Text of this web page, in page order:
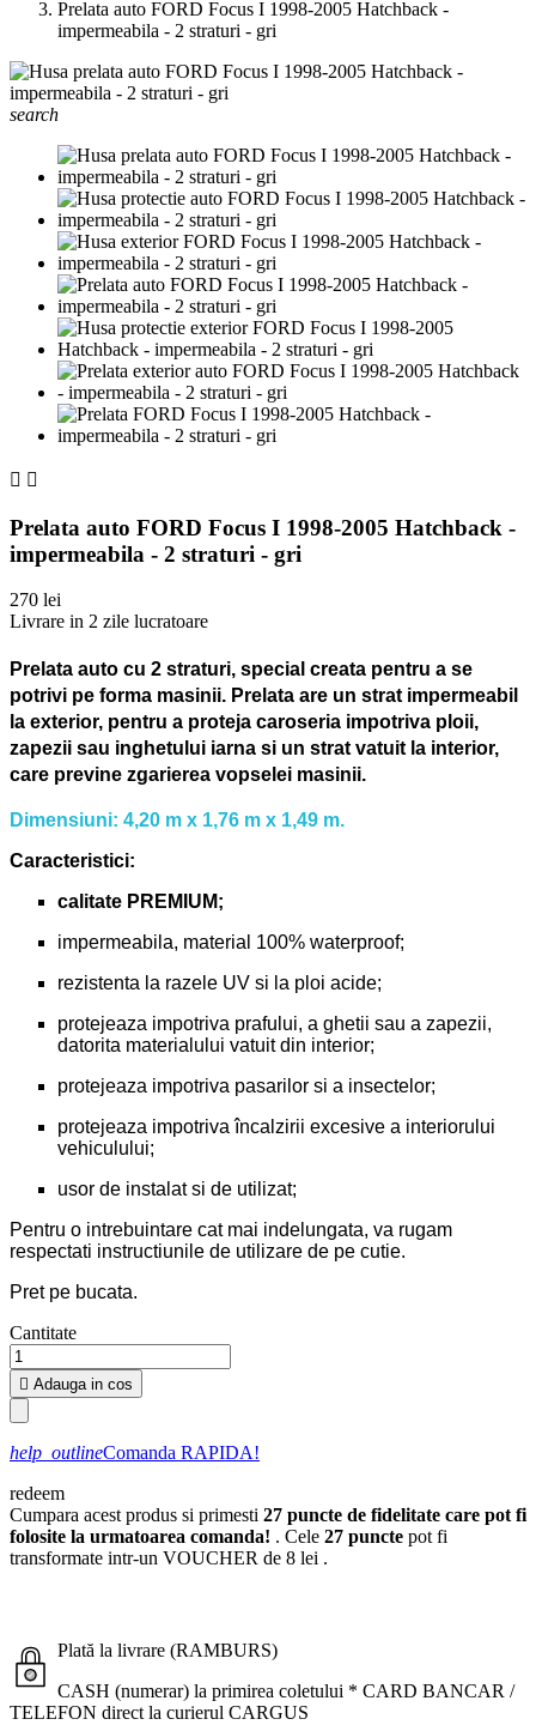
Prelata auto FORD Focus I 1998-2005 Hatchback -
impermeabila - 2 straturi - gri
search
 
Prelata auto FORD Focus I 1998-2005 Hatchback -
impermeabila - 2 straturi - gri
270 lei
Livrare in 2 zile lucratoare
Prelata auto cu 2 straturi, special creata pentru a se
potrivi pe forma masinii. Prelata are un strat impermeabil
la exterior, pentru a proteja caroseria impotriva ploii,
zapezii sau inghetului iarna si un strat vatuit la interior,
care previne zgarierea vopselei masinii.
Dimensiuni: 4,20 m x 1,76 m x 1,49 m.
Caracteristici:
calitate PREMIUM;
impermeabila, material 100% waterproof;
rezistenta la razele UV si la ploi acide;
protejeaza impotriva prafului, a ghetii sau a zapezii,
datorita materialului vatuit din interior;
protejeaza impotriva pasarilor si a insectelor;
protejeaza impotriva încalzirii excesive a interiorului
vehiculului;
usor de instalat si de utilizat;
Pentru o intrebuintare cat mai indelungata, va rugam
respectati instructiunile de utilizare de pe cutie.
Pret pe bucata.
Cantitate
 Adauga in cos
help_outlineComanda RAPIDA!
redeem
Cumpara acest produs si primesti 27 puncte de fidelitate care pot fi
folosite la urmatoarea comanda! . Cele 27 puncte pot fi
transformate intr-un VOUCHER de 8 lei .
Plată la livrare (RAMBURS)
CASH (numerar) la primirea coletului * CARD BANCAR /
TELEFON direct la curierul CARGUS